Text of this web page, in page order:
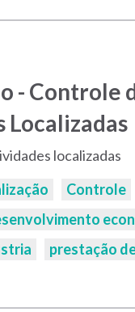
- Controle
Localizadas
localizadas
Controle
prestação